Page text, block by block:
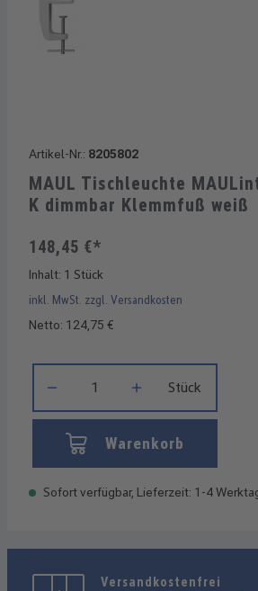
Artikel-Nr.: 8205802
MAUL Tischleuchte
K dimmbar Klemmfuß weiß
148,45 €*
Inhalt: 1 Stück
inkl. MwSt. zzgl. Versandkosten
Netto: 124,75 €
Stück
Warenkorb
Sofort verfügbar, Lieferzeit: 1-4
Versandkostenfrei